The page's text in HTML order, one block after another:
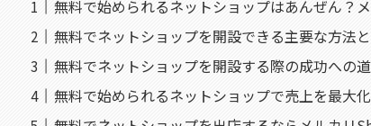
無料で始められるネットショップはあんぜん？
無料でネットショップを開設できる主要な方法
無料でネットショップを開設する際の成功への
無料で始められるネットショップで売上を最大